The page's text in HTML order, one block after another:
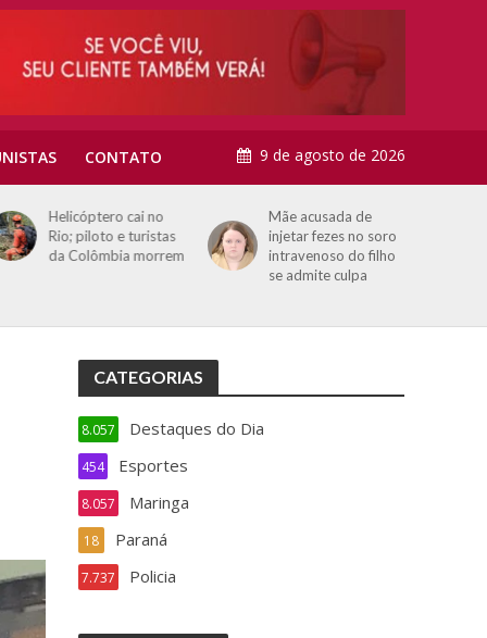
CONTATO 9 de agosto de 2026
Helicóptero cai no
Rio; piloto e turistas
da Colômbia morrem
Mãe acusada de
injetar fezes no soro
intravenoso do filho
se admite culpa
CATEGORIAS
Destaques do Dia
8.057
Esportes
454
Maringa
8.057
Paraná
18
Policia
7.737